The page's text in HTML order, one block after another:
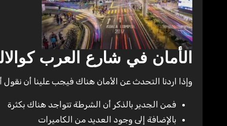
الأمان في شارع العرب
وإذا اردنا التحدث عن الأمان هناك فيجب علينا أن
فمن الجدير بالذكر أن الشرطة تتواجد هناك بكثرة
بالإضافة إلى وجود العديد من الكاميرات